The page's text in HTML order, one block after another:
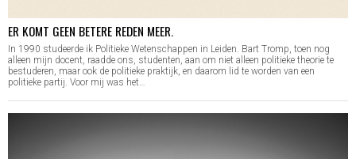
ER KOMT GEEN BETERE REDEN MEER.
In 1990 studeerde ik Politieke Wetenschappen in Leiden. Bart Tromp, toen nog
alleen mijn docent, raadde ons, studenten, aan om niet alleen politieke theorie te
bestuderen, maar ook de politieke praktijk, en daarom lid te worden van een
politieke partij. Voor mij was het…